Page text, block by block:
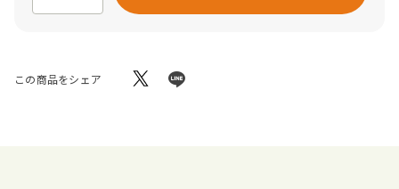
この商品をシェア